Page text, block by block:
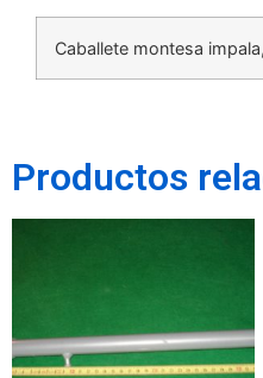
Caballete montesa
Productos